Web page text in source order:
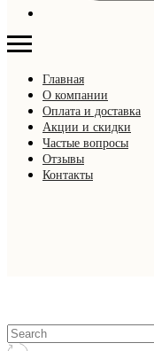
Главная
О компании
Оплата и доставка
Акции и скидки
Частые вопросы
Отзывы
Контакты